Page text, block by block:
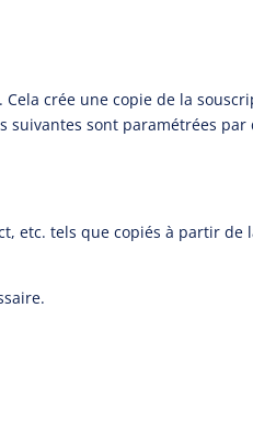
crée une copie de la
suivantes sont paramétrées par
etc. tels que copiés à partir de